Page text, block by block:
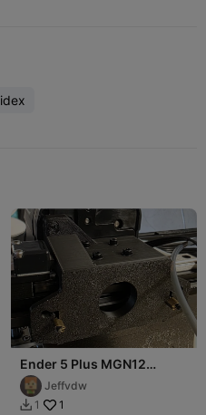
idex
Ender 5 Plus MGN12
Umbau + Coprint
Cromahead
Jeffvdw
 1 1